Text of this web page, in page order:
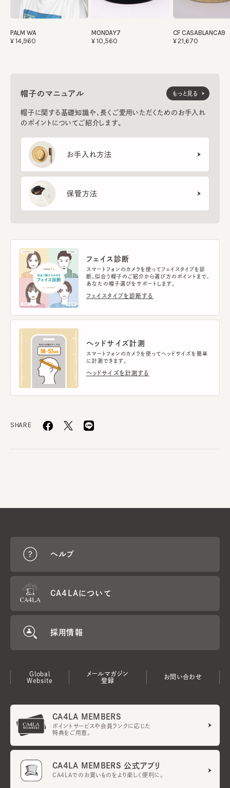
PALM WA
¥14,960
MONDAY7
¥10,560
CF CASABLANCA9
¥21,670
帽子のマニュアル
帽子に関する基礎知識や、長くご愛用いただくためのお手入れ
のポイントについてご紹介します。
お手入れ方法
保管方法
もっと見る
フェイス診断
スマートフォンのカメラを使ってフェイスタイプを診
断。似合う帽子のご紹介から選び方のポイントまで、
あなたの帽子選びをサポートします。
フェイスタイプを診断する
ヘッドサイズ計測
スマートフォンのカメラを使ってヘッドサイズを簡単
に計測できます。
ヘッドサイズを計測する
SHARE
ヘルプ
CA4LAについて
採用情報
Global
Website
メールマガジン
登録
お問い合わせ
CA4LA MEMBERS
ポイントサービスや会員ランクに応じた
特典をご用意。
CA4LA MEMBERS 公式アプリ
CA4LAでのお買いものをより楽しく便利に。